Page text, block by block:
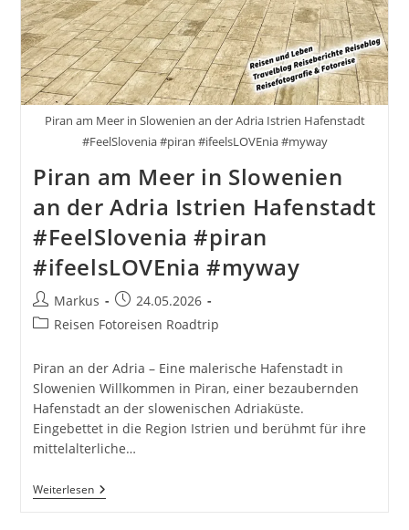
Piran am Meer in Slowenien an der Adria Istrien Hafenstadt
#FeelSlovenia #piran #ifeelsLOVEnia #myway
Piran am Meer in Slowenien
an der Adria Istrien Hafenstadt
#FeelSlovenia #piran
#ifeelsLOVEnia #myway
Beitrags-
Autor:
Markus
Beitrag
veröffentlicht:
24.05.2026
Beitrags-
Reisen Fotoreisen Roadtrip
Piran an der Adria – Eine malerische Hafenstadt in
Slowenien Willkommen in Piran, einer bezaubernden
Hafenstadt an der slowenischen Adriaküste.
Eingebettet in die Region Istrien und berühmt für ihre
mittelalterliche…
WeiterlesenPiran
Am